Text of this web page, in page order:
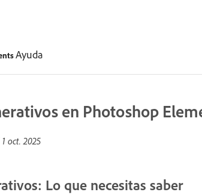
Ayuda
en Photoshop
1 oct. 2025
Lo que necesitas saber